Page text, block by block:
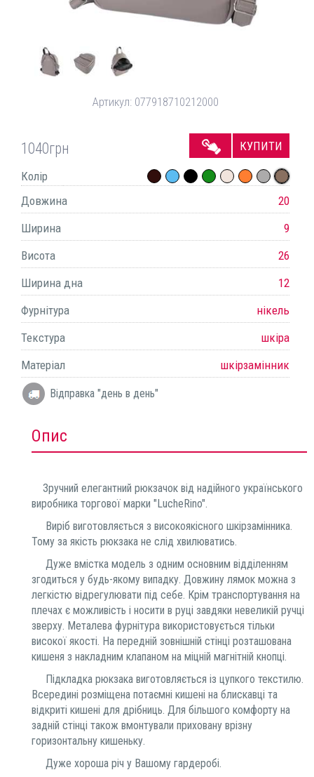
Артикул: 077918710212000
1040грн КУПИТИ
Колір
Довжина
20
Ширина
9
Висота
26
Ширина дна
12
Фурнітура
нікель
Текстура
шкіра
Матеріал
шкірзамінник
Відправка "день в день"
Опис
Зручний елегантний рюкзачок від надійного українського
виробника торгової марки "LucheRino".
Виріб виготовляється з високоякісного шкірзамінника.
Тому за якість рюкзака не слід хвилюватись.
Дуже вмістка модель з одним основним відділенням
згодиться у будь-якому випадку. Довжину лямок можна з
легкістю відрегулювати під себе. Крім транспортування на
плечах є можливість і носити в руці завдяки невеликій ручці
зверху. Металева фурнітура використовується тільки
високої якості. На передній зовнішній стінці розташована
кишеня з накладним клапаном на міцній магнітній кнопці.
Підкладка рюкзака виготовляється із цупкого текстилю.
Всередині розміщена потаємні кишені на блискавці та
відкриті кишені для дрібниць. Для більшого комфорту на
задній стінці також вмонтували приховану врізну
горизонтальну кишеньку.
Дуже хороша річ у Вашому гардеробі.